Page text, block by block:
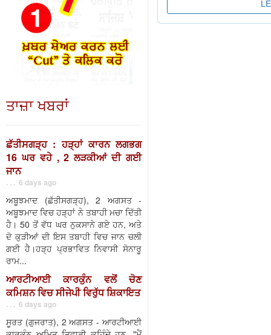
ਤਾਜ਼ਾ ਖਬਰਾਂ
ਛੱਤੀਸਗੜ੍ਹ : ਹੜ੍ਹਾਂ ਕਾਰਨ ਲਗਭਗ
16 ਘਰ ਵਹੇ , 2 ਲੜਕੀਆਂ ਦੀ ਗਈ
ਜਾਨ
. . . 6 days ago
ਅਬੂਝਮਾਦ (ਛੱਤੀਸਗੜ੍ਹ), 2 ਅਗਸਤ -
ਅਬੂਝਮਾਦ ਵਿਚ ਹੜ੍ਹਾਂ ਨੇ ਤਬਾਹੀ ਮਚਾ ਦਿੱਤੀ
ਹੈ। 50 ਤੋਂ ਵੱਧ ਘਰ ਨੁਕਸਾਨੇ ਗਏ ਹਨ, ਅਤੇ
ਦੋ ਕੁੜੀਆਂ ਦੀ ਇਸ ਤਬਾਹੀ ਵਿਚ ਜਾਨ ਚਲੀ
ਗਈ ਹੈ।ਹੜ੍ਹ ਪ੍ਰਭਾਵਿਤ ਨਿਵਾਸੀ ਸੋਨਾਰੂ
ਰਾਮ...
ਆਰਟੀਆਈ ਕਾਰਕੁੰਨ ਵਲੋਂ ਚੋਣ
ਕਮਿਸ਼ਨ ਵਿਚ ਸੀਜੇਪੀ ਵਿਰੁੱਧ ਸ਼ਿਕਾਇਤ
. . . 6 days ago
ਸੂਰਤ (ਗੁਜਰਾਤ), 2 ਅਗਸਤ - ਆਰਟੀਆਈ